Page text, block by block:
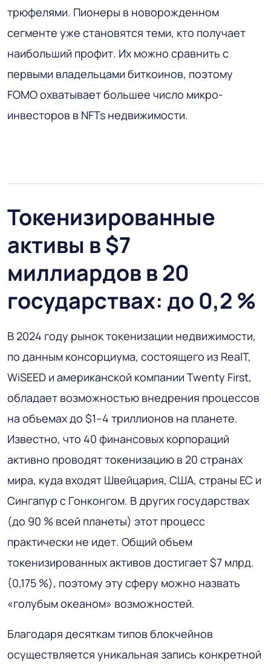
трюфелями. Пионеры в новорожденном
сегменте уже становятся теми, кто получает
наибольший профит. Их можно сравнить с
первыми владельцами биткоинов, поэтому
FOMO охватывает большее число микро-
инвесторов в NFTs недвижимости.
Токенизированные
активы в $7
миллиардов в 20
государствах: до 0,2 %
В 2024 году рынок токенизации недвижимости,
по данным консорциума, состоящего из RealT,
WiSEED и американской компании Twenty First,
обладает возможностью внедрения процессов
на объемах до $1–4 триллионов на планете.
Известно, что 40 финансовых корпораций
активно проводят токенизацию в 20 странах
мира, куда входят Швейцария, США, страны ЕС и
Сингапур с Гонконгом. В других государствах
(до 90 % всей планеты) этот процесс
практически не идет. Общий объем
токенизированных активов достигает $7 млрд.
(0,175 %), поэтому эту сферу можно назвать
«голубым океаном» возможностей.
Благодаря десяткам типов блокчейнов
осуществляется уникальная запись конкретной